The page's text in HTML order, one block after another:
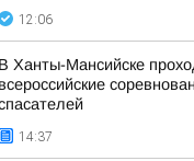
12:06
В Ханты-Мансийске
всероссийские
14:37